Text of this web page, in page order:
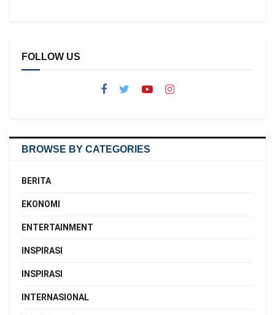
FOLLOW US
BROWSE BY CATEGORIES
BERITA
EKONOMI
ENTERTAINMENT
INSPIRASI
INSPIRASI
INTERNASIONAL